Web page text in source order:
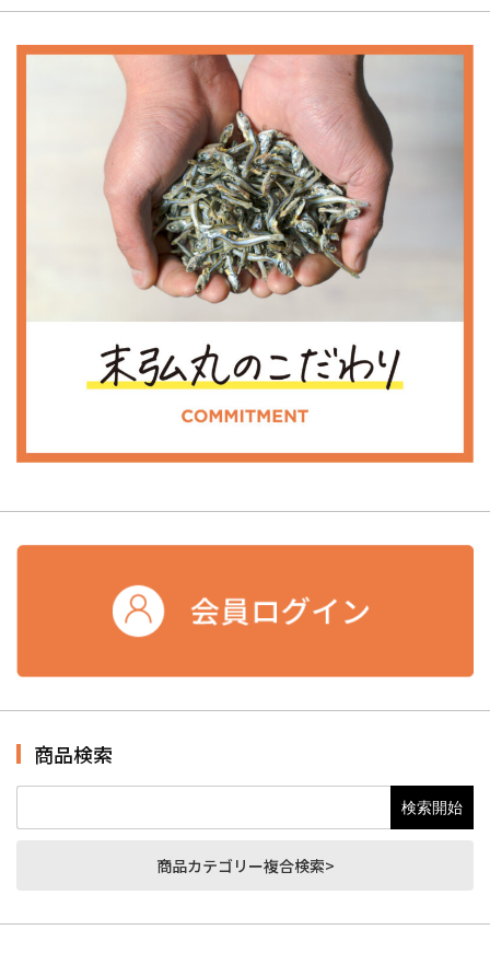
商品検索
商品カテゴリー複合検索>